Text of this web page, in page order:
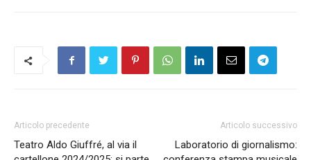
Articolo precedente
Teatro Aldo Giuffré, al via il
Articolo successivo
Laboratorio di giornalismo: